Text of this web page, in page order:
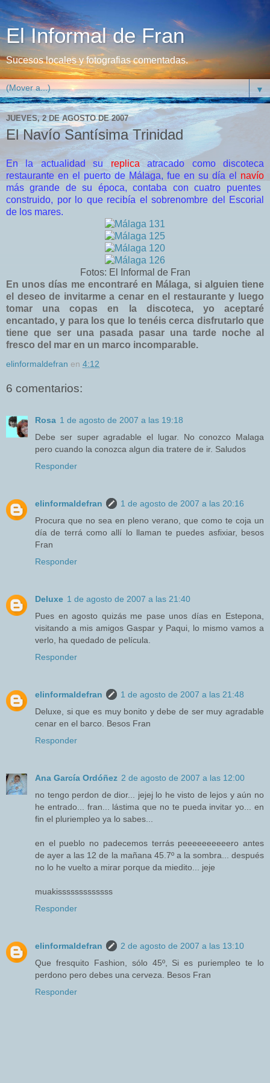
El Informal de Fran
Sucesos locales y fotografias comentadas.
▼
JUEVES, 2 DE AGOSTO DE 2007
El Navío Santísima Trinidad
En la actualidad su replicaatracado como discoteca
restaurante en el puerto de Málaga, fue en su día el
navío
más grande de su época, contaba con cuatro puentes
construido, por lo que recibía el sobrenombre del Escorial
de los mares.
Fotos: El Informal de Fran
En unos días me encontraré en Málaga, si alguien tiene
el deseo de invitarme a cenar en el restaurante y luego
tomar una copas en la discoteca, yo aceptaré
encantado, y para los que lo tenéis cerca disfrutarlo que
tiene que ser una pasada pasar una tarde noche al
fresco del mar en un marco incomparable.
elinformaldefran en 4:12
6 comentarios:
Rosa 1 de agosto de 2007 a las 19:18
Debe ser super agradable el lugar. No conozco Malaga
pero cuando la conozca algun dia tratere de ir. Saludos
Responder
elinformaldefran
1 de agosto de 2007 a las 20:16
Procura que no sea en pleno verano, que como te coja un
día de terrá como allí lo llaman te puedes asfixiar, besos
Fran
Responder
Deluxe 1 de agosto de 2007 a las 21:40
Pues en agosto quizás me pase unos días en Estepona,
visitando a mis amigos Gaspar y Paqui, lo mismo vamos a
verlo, ha quedado de película.
Responder
elinformaldefran
1 de agosto de 2007 a las 21:48
Deluxe, si que es muy bonito y debe de ser muy agradable
cenar en el barco. Besos Fran
Responder
Ana García Ordóñez 2 de agosto de 2007 a las 12:00
no tengo perdon de dior... jejej lo he visto de lejos y aún no
he entrado... fran... lástima que no te pueda invitar yo... en
fin el pluriempleo ya lo sabes...
en el pueblo no padecemos terrás peeeeeeeeeero antes
de ayer a las 12 de la mañana 45.7º a la sombra... después
no lo he vuelto a mirar porque da miedito... jeje
muakisssssssssssss
Responder
elinformaldefran
2 de agosto de 2007 a las 13:10
Que fresquito Fashion, sólo 45º, Si es puriempleo te lo
perdono pero debes una cerveza. Besos Fran
Responder